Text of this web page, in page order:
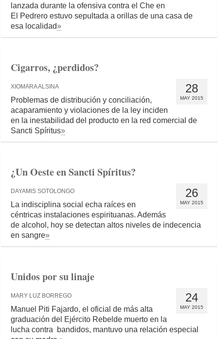
lanzada durante la ofensiva contra el Che en
El Pedrero estuvo sepultada a orillas de una casa de
esa localidad»
Cigarros, ¿perdidos?
28
MAY 2015
XIOMARA ALSINA
Problemas de distribución y conciliación,
acaparamiento y violaciones de la ley inciden
en la inestabilidad del producto en la red comercial de
Sancti Spíritus»
¿Un Oeste en Sancti Spíritus?
26
MAY 2015
DAYAMIS SOTOLONGO
La indisciplina social echa raíces en
céntricas instalaciones espirituanas. Además
de alcohol, hoy se detectan altos niveles de indecencia
en sangre»
Unidos por su linaje
24
MAY 2015
MARY LUZ BORREGO
Manuel Piti Fajardo, el oficial de más alta
graduación del Ejército Rebelde muerto en la
lucha contra bandidos, mantuvo una relación especial